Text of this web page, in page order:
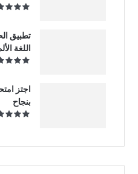
تطبيق
اللغة
اجتز
بنجاح